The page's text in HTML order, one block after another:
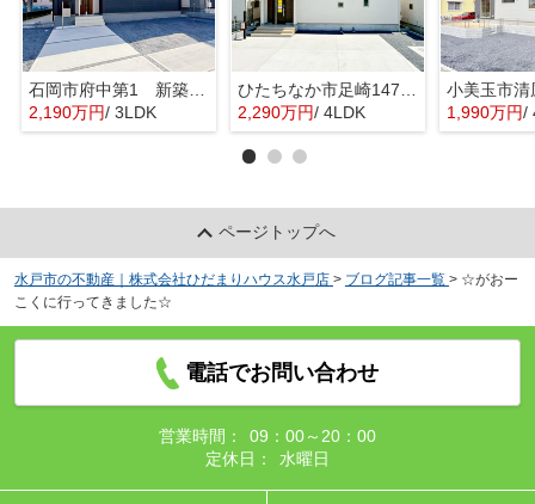
石岡市府中第1 新築戸建 3号棟
2,190万円/ 3LDK
2,290万円/ 4LDK 1,990万円/
ページトップへ
水戸市の不動産｜株式会社ひだまりハウス水戸店 > ブログ記事一覧 > ☆がおー
こくに行ってきました☆
電話でお問い合わせ
営業時間：
09：00～20：00
定休日：
水曜日